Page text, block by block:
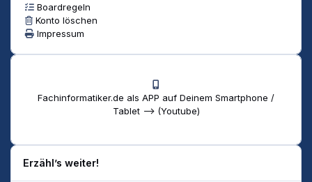
Boardregeln
Konto löschen
Impressum
Fachinformatiker.de als APP auf Deinem Smartphone /
Tablet --> (Youtube)
Erzähl’s weiter!